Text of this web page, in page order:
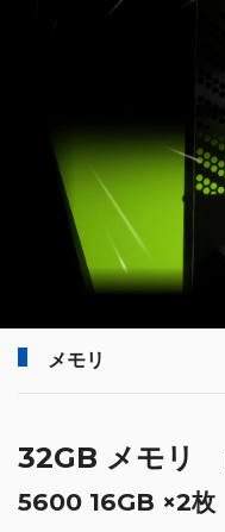
メモリ
32GB メモリ
5600 16GB ×2枚